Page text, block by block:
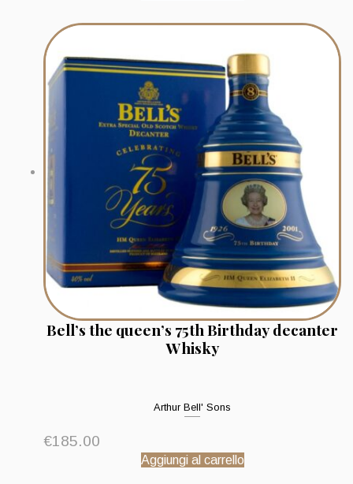
Bell’s the queen’s 75th Birthday decanter
Whisky
Arthur Bell' Sons
€185.00
Aggiungi al carrello